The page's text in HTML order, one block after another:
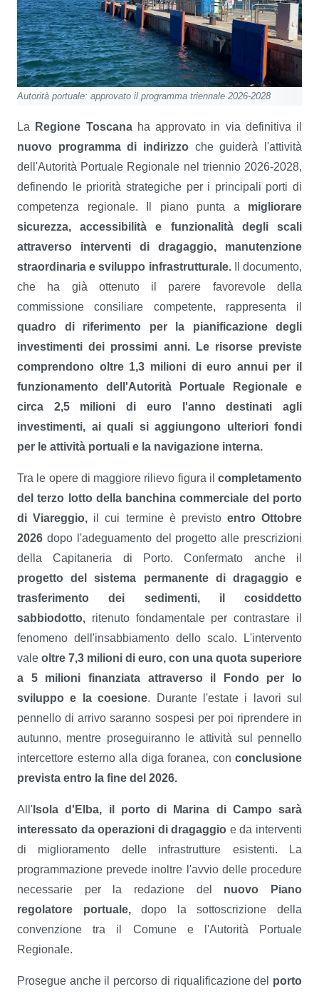
Autorità portuale: approvato il programma triennale 2026-2028
La Regione Toscanaha approvato in via definitiva il
nuovo programma di indirizzo che guiderà l'attività
dell'Autorità Portuale Regionale nel triennio 2026-2028,
definendo le priorità strategiche per i principali porti di
competenza regionale. Il piano punta a migliorare
sicurezza, accessibilità e funzionalità degli scali
attraverso interventi di dragaggio, manutenzione
straordinaria e sviluppo infrastrutturale.Il documento,
che ha già ottenuto il parere favorevole della
commissione consiliare competente, rappresenta il
quadro di riferimento per la pianificazione degli
investimenti dei prossimi anni. Le risorse previste
comprendono oltre 1,3 milioni di euro annui per il
funzionamento dell'Autorità Portuale Regionale e
circa 2,5 milioni di euro l'anno destinati agli
investimenti, ai quali si aggiungono ulteriori fondi
per le attività portuali e la navigazione interna.
Tra le opere di maggiore rilievo figura il completamento
del terzo lotto della banchina commerciale del porto
di Viareggio, il cui termine è previsto entro Ottobre
2026 dopo l'adeguamento del progetto alle prescrizioni
della Capitaneria di Porto. Confermato anche il
progetto del sistema permanente di dragaggio e
trasferimento dei sedimenti, il cosiddetto
sabbiodotto, ritenuto fondamentale per contrastare il
fenomeno dell'insabbiamento dello scalo. L'intervento
vale oltre 7,3 milioni di euro, con una quota superiore
a 5 milioni finanziata attraverso il Fondo per lo
sviluppo e la coesione. Durante l'estate i lavori sul
pennello di arrivo saranno sospesi per poi riprendere in
autunno, mentre proseguiranno le attività sul pennello
intercettore esterno alla diga foranea, con conclusione
prevista entro la fine del 2026.
All' Isola d'Elba, il porto di Marina di Campo sarà
interessato da operazioni di dragaggio e da interventi
di miglioramento delle infrastrutture esistenti. La
programmazione prevede inoltre l'avvio delle procedure
necessarie per la redazione del nuovo Piano
regolatore portuale,dopo la sottoscrizione della
convenzione tra il Comune e l'Autorità Portuale
Regionale.
Prosegue anche il percorso di riqualificazione del porto